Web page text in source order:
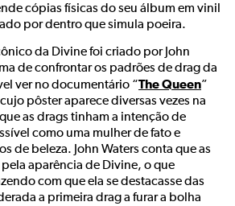
cópias físicas do seu álbum em vinil
por dentro que simula poeira.
da Divine foi criado por John
de confrontar os padrões de drag da
ver no documentário “The Queen”
pôster aparece diversas vezes na
as drags tinham a intenção de
como uma mulher de fato e
de beleza. John Waters conta que as
aparência de Divine, o que
com que ela se destacasse das
a primeira drag a furar a bolha